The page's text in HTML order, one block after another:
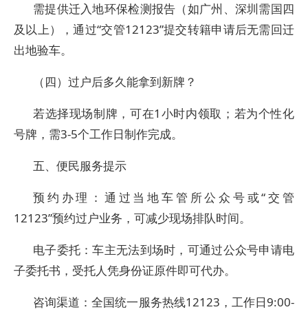
需提供迁入地环保检测报告（如广州、深圳需国四
及以上），通过“交管12123”提交转籍申请后无需回迁
出地验车。
（四）过户后多久能拿到新牌？
若选择现场制牌，可在1小时内领取；若为个性化
号牌，需3-5个工作日制作完成。
五、便民服务提示
预约办理：通过当地车管所公众号或“交管
12123”预约过户业务，可减少现场排队时间。
电子委托：车主无法到场时，可通过公众号申请电
子委托书，受托人凭身份证原件即可代办。
咨询渠道：全国统一服务热线12123，工作日9:00-